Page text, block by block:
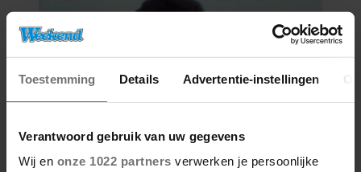
Toestemming Details Advertentie-instellingen
Verantwoord gebruik van uw gegevens
Wij en onze 1022 partners verwerken je persoonlijke